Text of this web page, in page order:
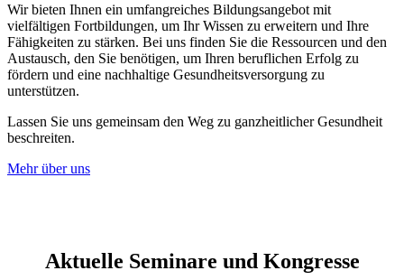
Wir bieten Ihnen ein umfangreiches Bildungsangebot mit
vielfältigen Fortbildungen, um Ihr Wissen zu erweitern und Ihre
Fähigkeiten zu stärken. Bei uns finden Sie die Ressourcen und den
Austausch, den Sie benötigen, um Ihren beruflichen Erfolg zu
fördern und eine nachhaltige Gesundheitsversorgung zu
unterstützen.
Lassen Sie uns gemeinsam den Weg zu ganzheitlicher Gesundheit
beschreiten.
Mehr über uns
Aktuelle Seminare und Kongresse